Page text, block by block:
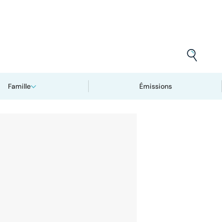
Famille Émissions